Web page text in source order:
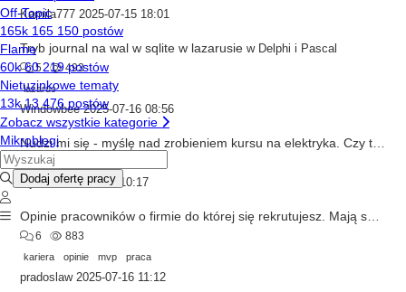
Kamila777 2025-07-15 18:01
Tryb journal na wal w sqlite w lazarusie w Delphi i Pascal
5
493
lazarus
Windowbee 2025-07-16 08:56
11
Mjuzik 2025-07-16 10:17
6
883
kariera
opinie mvp praca
pradoslaw 2025-07-16 11:12